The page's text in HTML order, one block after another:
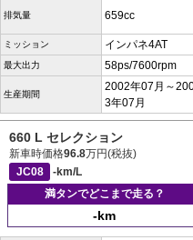
排気量 659cc
ミッション インパネ4AT
最大出力 58ps/7600rpm
生産期間
2002年07月～
3年07月
660 L セレクション
新車時価格96.8万円(税抜)
JC08
-km/L
満タンでどこまで走る？
-km